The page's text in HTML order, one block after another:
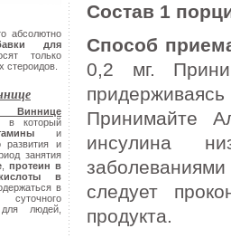
абсолютно
для
только
стероидов.
Виннице
в который
и
развития и
занятия
протеин в
в
в
людей,
Состав 1
Способ
0,2 мг.
Принимайте
инсулина
следует
продукта.